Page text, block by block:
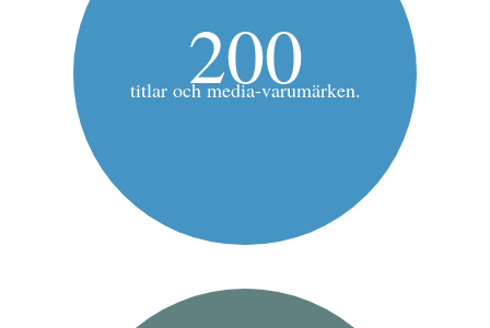
200
titlar och media-varumärken.